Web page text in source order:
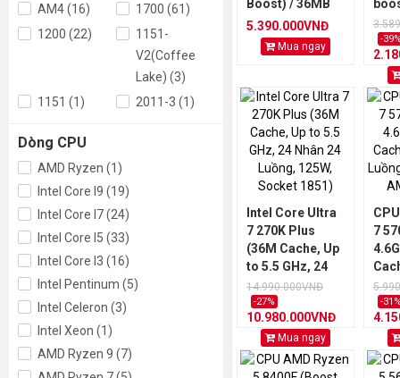
AM4 (16)
1700 (61)
1200 (22)
1151-
V2(Coffee
Lake) (3)
1151 (1)
2011-3 (1)
Dòng CPU
AMD Ryzen (1)
Intel Core I9 (19)
Intel Core I7 (24)
Intel Core I5 (33)
Intel Core I3 (16)
Intel Pentinum (5)
Intel Celeron (3)
Intel Xeon (1)
AMD Ryzen 9 (7)
Boost) / 36MB
Cache / 6 cores
/ 12 threads /
65W
5.390.000VNĐ
Mua ngay
/
11 /
-
Intel Core Ultra
7 270K Plus
(36M Cache, Up
to 5.5 GHz, 24
Nhân 24 Luồng,
125W, Socket
1851)
14.990.000VNĐ
-27%
10.980.000VNĐ
Mua ngay
7
16
-